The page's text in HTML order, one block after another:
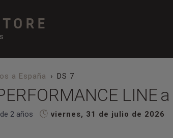
a España DS 7
LINE a
2 años viernes, 31 de julio de 2026